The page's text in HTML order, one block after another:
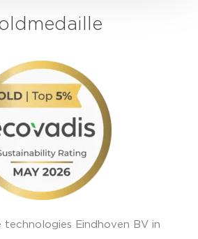
technologies Eindhoven BV in